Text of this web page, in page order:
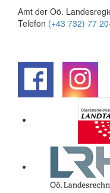
Amt der Oö.
Telefon (+43 732) 77